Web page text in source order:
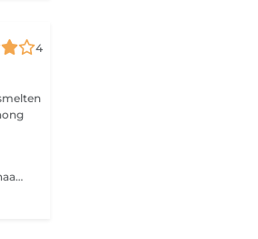
4
Tijdens deze verkwikkende en krachtige massage wordt je lichaam in verschillende yogahoudingen gebracht terwijl druk wordt uitgeoefend op verschillende reflexpunten. Deze massage zorgt voor ontspanning en energie en helpt vastzittende gewrichten los te maken en spierspanning te verlichten.